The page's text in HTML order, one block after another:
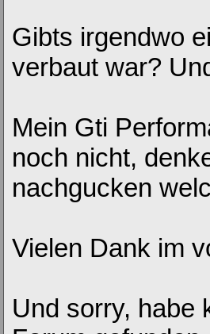
Gibts irgendwo
verbaut war?
Mein Gti
noch nicht,
nachgucken
Vielen Dank im
Und sorry, habe